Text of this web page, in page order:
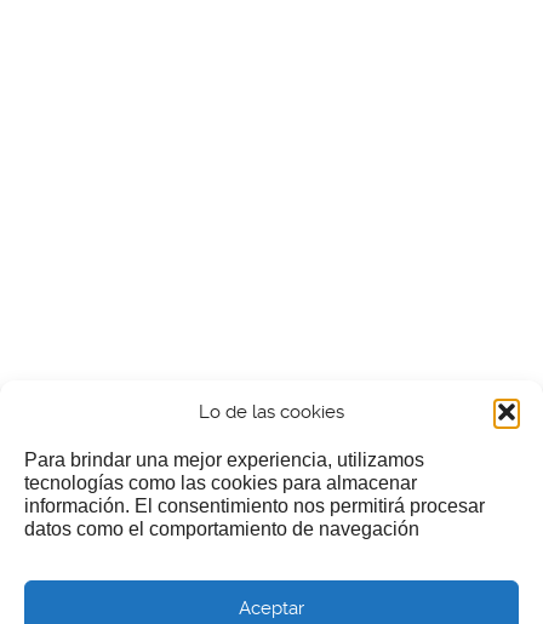
Lo de las cookies
Para brindar una mejor experiencia, utilizamos
tecnologías como las cookies para almacenar
información. El consentimiento nos permitirá procesar
datos como el comportamiento de navegación
Aceptar
¿Nos invitas a un cafecillo?
Si te gusta nuestra web puedes echar limosna a estos